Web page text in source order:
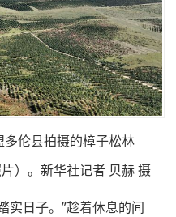
伦县拍摄的樟子松林
）。新华社记者 贝赫 摄
实日子。”趁着休息的间